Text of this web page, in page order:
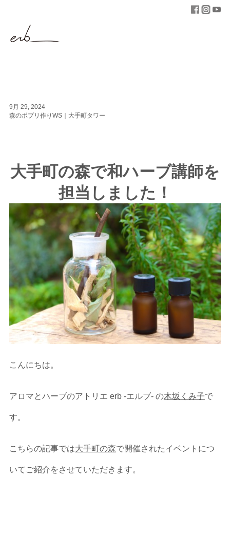
9月 29, 2024
森のポプリ作りWS｜大手町タワー
大手町の森で和ハーブ講師を
担当しました！
こんにちは。
アロマとハーブのアトリエ erb -エルブ- の木坂くみ子で
す。
こちらの記事では大手町の森で開催されたイベントにつ
いてご紹介をさせていただきます。